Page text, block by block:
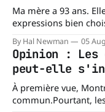
Ma mère a 93 ans. Elle parsème ses paroles de quelques
expressions bien choisies. L'une de mes
évoque la folie, les
porte les
By Hal Newman 05
Opinion : Les
peut-elle
À première vue,
commun.Pourtant,